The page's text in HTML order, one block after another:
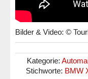
Bilder & Video: ©
Kategorie:
Stichworte: BMW